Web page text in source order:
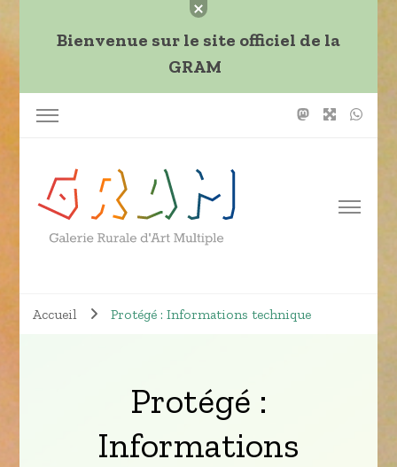
Bienvenue sur le site officiel de la
GRAM
Galerie Rurale d'Art Multiple
L'art et l'artisanat libéreront les âmes de la pénombre
technocratique.
Accueil Protégé : Informations technique
Protégé :
Informations